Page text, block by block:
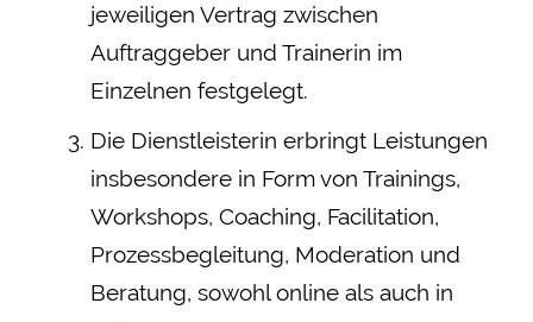
jeweiligen Vertrag zwischen
Auftraggeber und Trainerin im
Einzelnen festgelegt.
Die Dienstleisterin erbringt Leistungen
insbesondere in Form von Trainings,
Workshops, Coaching, Facilitation,
Prozessbegleitung, Moderation und
Beratung, sowohl online als auch in